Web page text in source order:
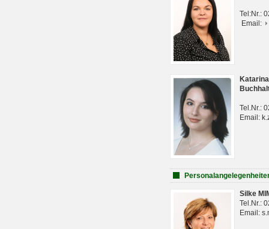
Tel:Nr.:
Email:
Tel.Nr.:
Email:
Silke
Tel.Nr.:
Email: